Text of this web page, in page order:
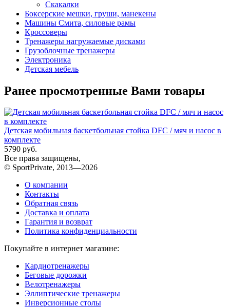
Скакалки
Боксерские мешки, груши, манекены
Машины Смита, силовые рамы
Кроссоверы
Тренажеры нагружаемые дисками
Грузоблочные тренажеры
Электроника
Детская мебель
Ранее просмотренные Вами товары
Детская мобильная баскетбольная стойка DFC / мяч и насос в
комплекте
5790 руб.
Все права защищены,
© SportPrivate, 2013—2026
О компании
Контакты
Обратная связь
Доставка и оплата
Гарантия и возврат
Политика конфиденциальности
Покупайте в интернет магазине:
Кардиотренажеры
Беговые дорожки
Велотренажеры
Эллиптические тренажеры
Инверсионные столы